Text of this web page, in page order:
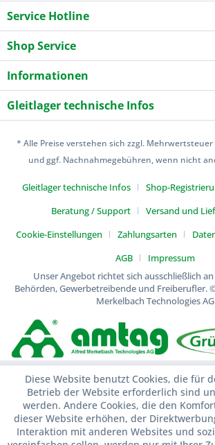
Service Hotline
Shop Service
Informationen
Gleitlager technische Infos
* Alle Preise verstehen sich zzgl.
und ggf. Nachnahmegebühren, wenn nicht
Gleitlager technische Infos Shop-
Beratung / Support
Versand und
Cookie-Einstellungen
Zahlungsarten
AGB
Impressum
Unser Angebot richtet sich ausschließlich
Behörden, Gewerbetreibende und Freiberufler.
Merkelbach Technologies AG
Diese Website benutzt Cookies, die für
Betrieb der Website erforderlich sind
werden. Andere Cookies, die den
dieser Website erhöhen, der
Interaktion mit anderen Websites und